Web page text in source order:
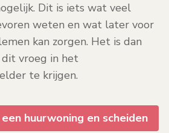
Dit is iets wat veel
weten en wat later voor
kan zorgen. Het is dan
vroeg in het
te krijgen.
huurwoning en scheiden